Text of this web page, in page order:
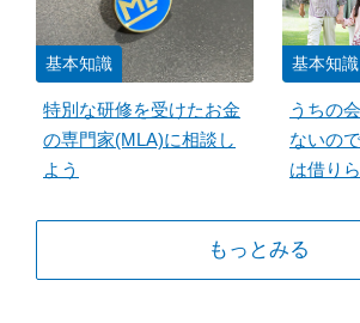
基本知識
特別な研修を受けたお金
の専門家(MLA)に相談し
よう
基本知識
うちの
ないの
は借り
もっとみる